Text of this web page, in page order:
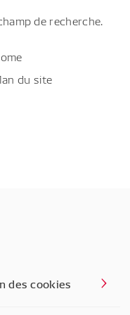
de recherche.
du site
des cookies